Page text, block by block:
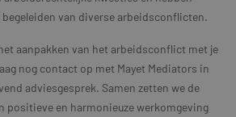
van diverse arbeidsconflicten.
aanpakken van het arbeidsconflict met je
nog contact op met Mayet Mediators in
adviesgesprek. Samen zetten we de
positieve en harmonieuze werkomgeving